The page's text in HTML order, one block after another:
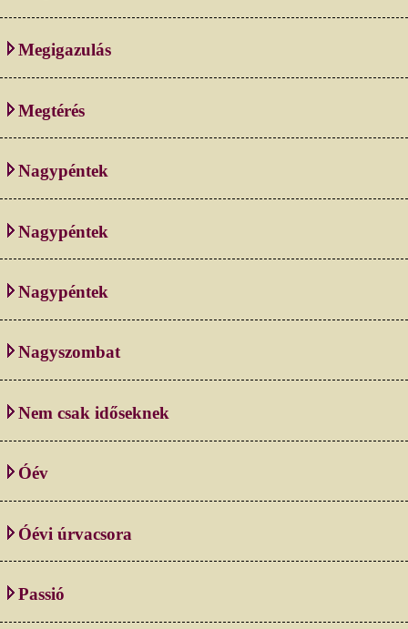
Megigazulás
Megtérés
Nagypéntek
Nagypéntek
Nagypéntek
Nagyszombat
Nem csak időseknek
Óév
Óévi úrvacsora
Passió